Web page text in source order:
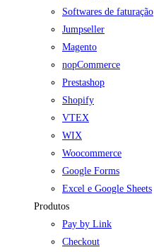
Softwares de faturação
Jumpseller
Magento
nopCommerce
Prestashop
Shopify
VTEX
WIX
Woocommerce
Google Forms
Excel e Google Sheets
Produtos
Pay by Link
Checkout